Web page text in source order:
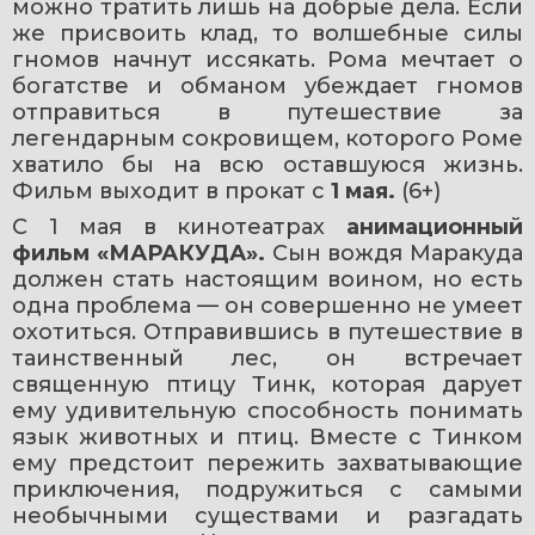
можно тратить лишь на добрые дела. Если
же присвоить клад, то волшебные силы
гномов начнут иссякать. Рома мечтает о
богатстве и обманом убеждает гномов
отправиться в путешествие за
легендарным сокровищем, которого Роме
хватило бы на всю оставшуюся жизнь.
Фильм выходит в прокат с 1 мая. (6+)
С
1 мая в кинотеатрах анимационный
фильм «МАРАКУДА». Сын вождя Маракуда
должен стать настоящим воином, но есть
одна проблема — он совершенно не умеет
охотиться. Отправившись в путешествие в
таинственный лес, он встречает
священную птицу Тинк, которая дарует
ему удивительную способность понимать
язык животных и птиц. Вместе с Тинком
ему предстоит пережить захватывающие
приключения, подружиться с самыми
необычными существами и разгадать